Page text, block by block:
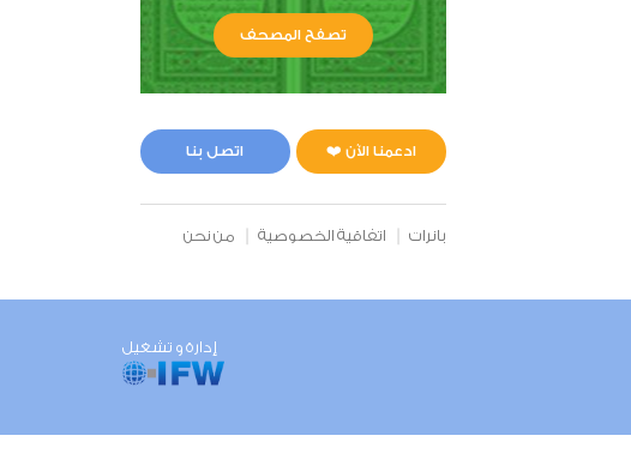
تصفح المصحف
ادعمنا الآن ❤️ اتصل بنا
بانرات اتفاقية الخصوصية من نحن
إدارة و تشغيل